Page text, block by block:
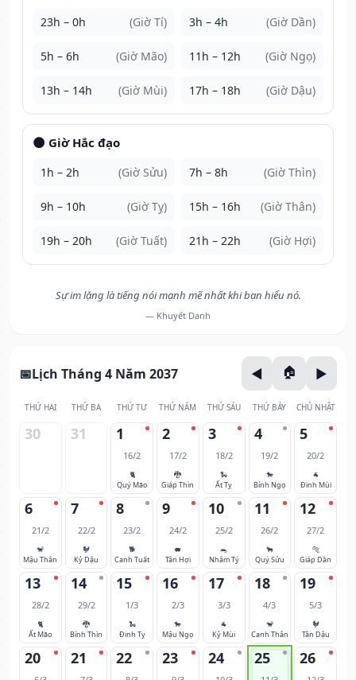
23h – 0h (Giờ Tí) 3h – 4h (Giờ Dần)
5h – 6h (Giờ Mão) 11h – 12h (Giờ Ngọ)
13h – 14h (Giờ Mùi) 17h – 18h (Giờ Dậu)
🌑 Giờ Hắc đạo
1h – 2h (Giờ Sửu) 7h – 8h (Giờ Thìn)
9h – 10h (Giờ Tỵ) 15h – 16h (Giờ Thân)
19h – 20h (Giờ Tuất) 21h – 22h (Giờ Hợi)
Sự im lặng là tiếng nói mạnh mẽ nhất khi bạn hiểu nó.
— Khuyết Danh
Lịch Tháng 4 Năm 2037
THỨ HAI THỨ BA THỨ TƯ THỨ NĂM THỨ SÁU THỨ BẢY CHỦ NHẬT
30 31 1
16/2
🐈
Quý Mão
2
17/2
🐉
Giáp Thìn
3
18/2
🐍
Ất Tỵ
4
19/2
🐎
Bính Ngọ
5
20/2
🐐
Đinh Mùi
6
21/2
🐒
Mậu Thân
7
22/2
🐓
Kỷ Dậu
8
23/2
🐕
Canh Tuất
9
24/2
🐖
Tân Hợi
10
25/2
🐀
Nhâm Tý
11
26/2
🐂
Quý Sửu
12
27/2
🐅
Giáp Dần
13
28/2
🐈
Ất Mão
14
29/2
🐉
Bính Thìn
15
1/3
🐍
Đinh Tỵ
16
2/3
🐎
Mậu Ngọ
17
3/3
🐐
Kỷ Mùi
18
4/3
🐒
Canh Thân
19
5/3
🐓
Tân Dậu
20 21 22 23 24 25 26